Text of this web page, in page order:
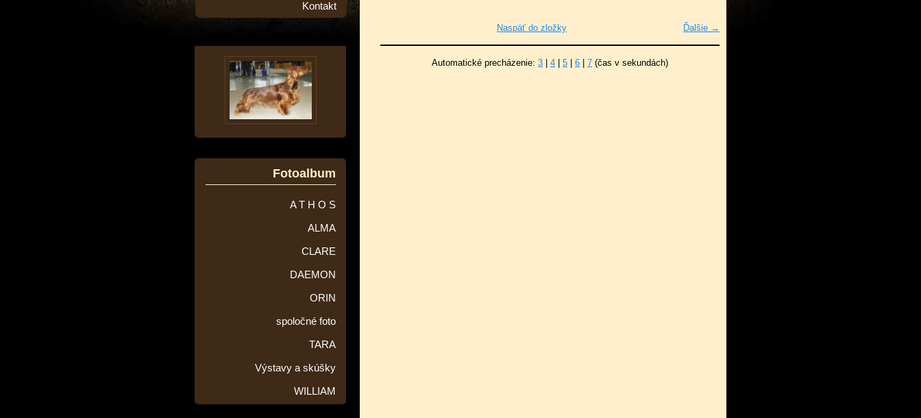
Ďalšie →
Naspäť do zložky
Automatické precházenie: 3 4 5 6 7 (čas v sekundách)
Kontakt
Fotoalbum
A T H O S
ALMA
CLARE
DAEMON
ORIN
spoločné foto
TARA
Výstavy a skúšky
WILLIAM